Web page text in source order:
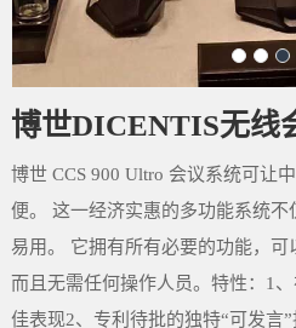
博世DICENTIS无线
博世 CCS 900 Ultro 会议系统可让
便。 这一经济实惠的多功能系统
易用。 它拥有所有必要的功能，可
而且无需任何操作人员。特性：1
佳表现2、专利待批的独特“可发言